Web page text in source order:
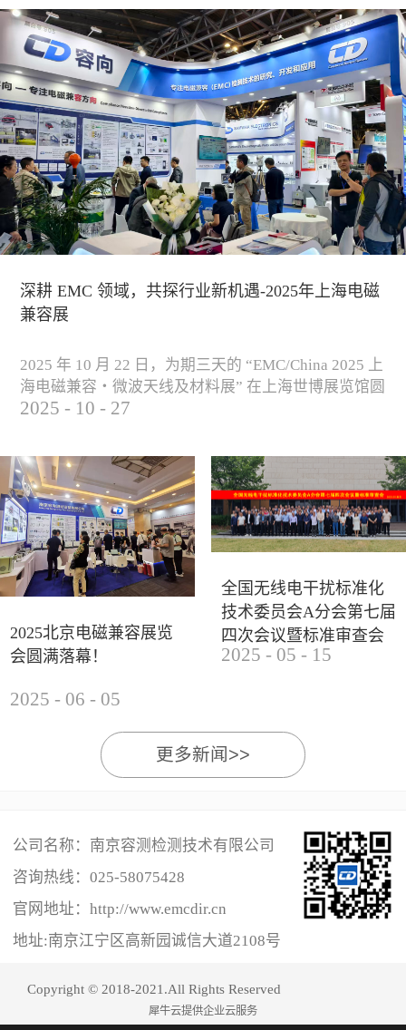
深耕 EMC 领域，共探行业新机遇-2025年上海电磁
兼容展
2025 年 10 月 22 日，为期三天的 “EMC/China 2025 上
海电磁兼容・微波天线及材料展” 在上海世博展览馆圆
满落下帷幕。作为电磁兼容领域的行业盛会，本届展
研讨及产品展示等多种形式，深入交流行业见解，踊
跃探索合作空间，为电磁兼容领域的高质量发展汇聚
了新动能。产品展示展会现场，公司展示了...
2025 - 10 - 27
2025北京电磁兼容展览
会圆满落幕！
2025 - 06 - 05
全国无线电干扰标准化
技术委员会A分会第七届
四次会议暨标准审查会
成功举办
2025 - 05 - 15
更多新闻>>
公司名称：南京容测检测技术有限公司
咨询热线： 025-58075428
官网地址：http://www.emcdir.cn
地址:南京江宁区高新园诚信大道2108号
Copyright © 2018-2021.All Rights Reserved
犀牛云提供企业云服务